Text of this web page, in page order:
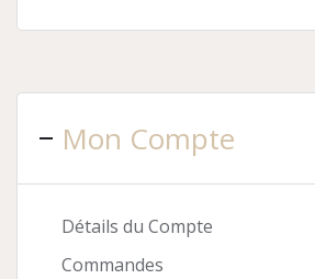
Mon Compte
Détails du Compte
Commandes